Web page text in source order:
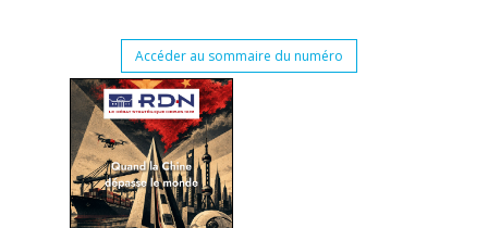
Accéder au sommaire du numéro